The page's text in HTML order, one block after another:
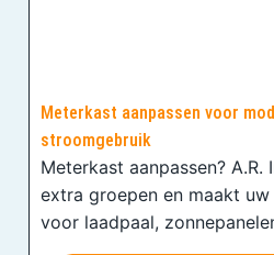
Meterkast aanpassen voor
stroomgebruik
Meterkast aanpassen?
extra groepen en maakt
voor laadpaal,